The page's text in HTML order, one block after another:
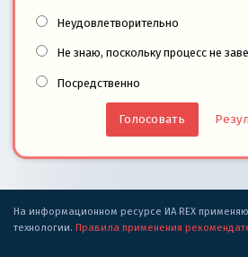
Неудовлетворительно
Не знаю, поскольку процесс не
Посредственно
На информационном ресурсе ИА REX
технологии. Правила применения